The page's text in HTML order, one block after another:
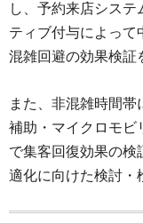
し、予約来店シス
ティブ付与によって
混雑回避の効果検証
また、非混雑時間
補助・マイクロモビ
で集客回復効果の検
適化に向けた検討・